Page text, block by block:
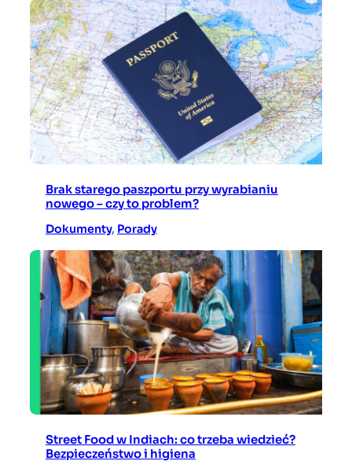
Brak starego paszportu przy wyrabianiu
nowego – czy to problem?
Dokumenty, Porady
Street Food w Indiach: co trzeba wiedzieć?
Bezpieczeństwo i higiena